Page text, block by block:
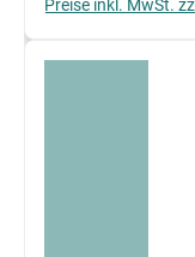
Preise inkl. MwSt.